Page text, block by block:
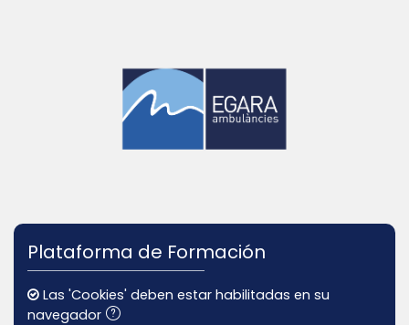
Plataforma de Formación
Las 'Cookies' deben estar habilitadas en su
navegador